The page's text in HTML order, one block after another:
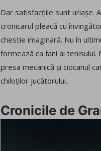
Dar satisfacțiile sunt uriașe.
cronicarul pleacă cu
chestie imaginară. Nu în
formează ca fani ai tenisului.
presa mecanică și ciocanul
chiloților jucătorului.
Cronicile de